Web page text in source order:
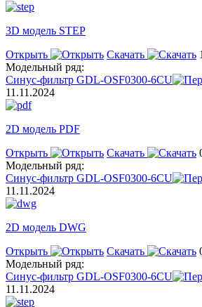
3D модель STEP
Открыть
Скачать
Модельный ряд:
Синус-фильтр GDL-OSF0300-6CU
11.11.2024
2D модель PDF
Открыть
Скачать
Модельный ряд:
Синус-фильтр GDL-OSF0300-6CU
11.11.2024
2D модель DWG
Открыть
Скачать
Модельный ряд:
Синус-фильтр GDL-OSF0300-6CU
11.11.2024